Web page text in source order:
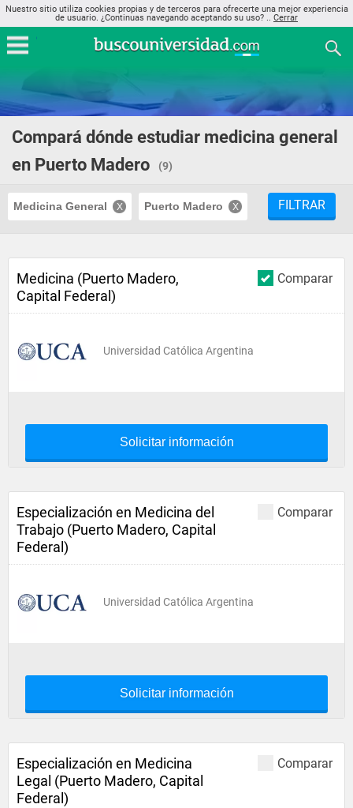
Nuestro sitio utiliza cookies propias y de terceros para ofrecerte una mejor experiencia
de usuario. ¿Continuas navegando aceptando su uso? .. Cerrar
Compará dónde estudiar medicina general
en Puerto Madero
(9)
Medicina General Puerto Madero FILTRAR
Comparar
Medicina (Puerto Madero,
Capital Federal)
Universidad Católica Argentina
Solicitar información
Comparar
Especialización en Medicina del
Trabajo (Puerto Madero, Capital
Federal)
Universidad Católica Argentina
Solicitar información
Comparar
Especialización en Medicina
Legal (Puerto Madero, Capital
Federal)